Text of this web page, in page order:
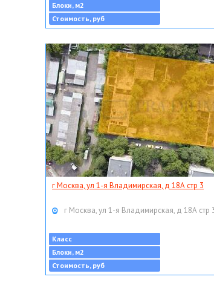
Блоки, м2
Стоимость, руб
г Москва, ул 1-я Владимирская, д 18А стр 3
г Москва, ул 1-я Владимирская, д 18А стр
Класс
Блоки, м2
Стоимость, руб